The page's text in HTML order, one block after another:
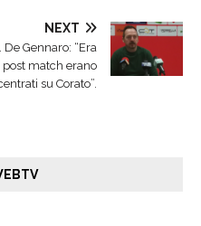
NEXT
Gennaro: “Era
match erano
su Corato”.